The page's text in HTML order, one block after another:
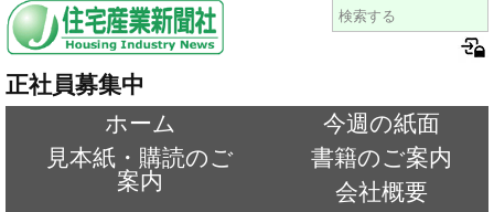
正社員募集中
ホーム
今週の紙面
見本紙・購読のご
案内
書籍のご案内
会社概要